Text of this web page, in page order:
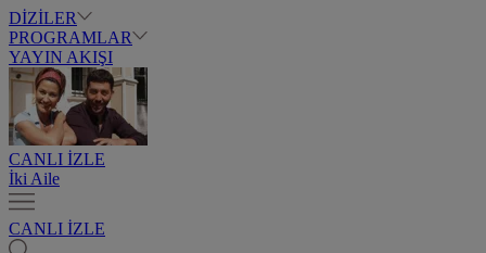
DİZİLER
PROGRAMLAR
YAYIN AKIŞI
CANLI İZLE
İki Aile
CANLI İZLE